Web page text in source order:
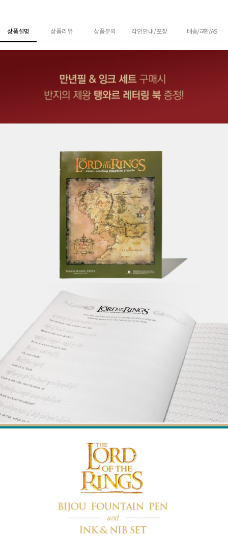
상품설명 상품리뷰 상품문의 각인안내/포장 배송/교환/AS